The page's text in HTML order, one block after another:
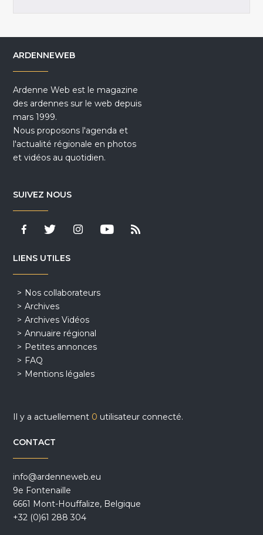
ARDENNEWEB
Ardenne Web est le magazine
des ardennes sur le web depuis
mars 1999.
Nous proposons l'agenda et
l'actualité régionale en photos
et vidéos au quotidien.
SUIVEZ NOUS
LIENS UTILES
Nos collaborateurs
Archives
Archives Vidéos
Annuaire régional
Petites annonces
FAQ
Mentions légales
Il y a actuellement 0 utilisateur connecté.
CONTACT
info@ardenneweb.eu
9e Fontenaille
6661 Mont-Houffalize, Belgique
+32 (0)61 288 304